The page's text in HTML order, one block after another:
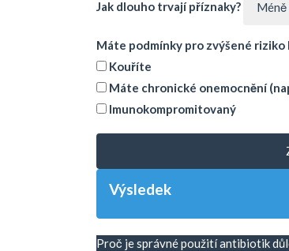
Jak dlouho trvají příznaky? Méně
Máte podmínky pro zvýšené
Kouříte
Máte chronické onemocnění
Imunokompromitovaný
Výsledek
Proč je správné použití antibiotik